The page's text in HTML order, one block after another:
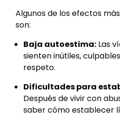
Algunos de los efectos
son:
Baja autoestima: Las
sienten inútiles,
respeto.
Dificultades para
Después de vivir con
saber cómo establecer